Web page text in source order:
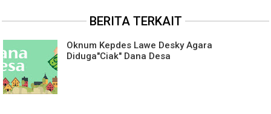
BERITA TERKAIT
Oknum Kepdes Lawe Desky Agara
Diduga"Ciak" Dana Desa